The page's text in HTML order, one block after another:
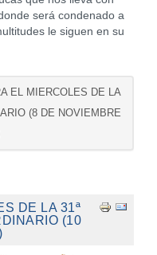
será condenado a
le siguen en su
EL MIERCOLES DE LA
(8 DE NOVIEMBRE
DE LA 31ª
(10